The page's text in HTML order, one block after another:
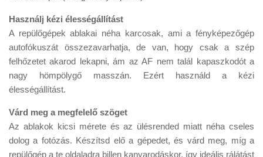
Használj kézi élességállítást
A repülőgépek ablakai néha karcosak, ami a fényképezőgép
autofókuszát összezavarhatja, de van, hogy csak a szép
felhőzetet akarod lekapni, ám az AF nem talál kapaszkodót a
nagy hömpölygő masszán. Ezért használd a kézi
élességállítást.
Várd meg a megfelelő szöget
Az ablakok kicsi mérete és az ülésrended miatt néha cseles
dolog a fotózás. Készítsd elő a gépedet, és várd meg, míg a
repülőgép a te oldaladra billen kanyarodáskor, így ideális rálátást